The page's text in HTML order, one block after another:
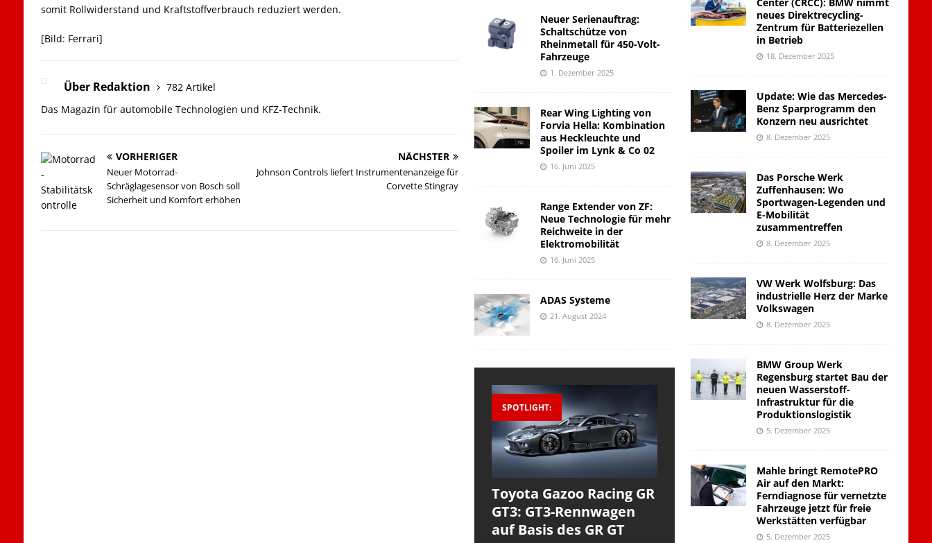
somit Rollwiderstand und Kraftstoffverbrauch reduziert werden.
[Bild: Ferrari]
Über Redaktion
782 Artikel
Das Magazin für automobile Technologien und KFZ-Technik.
VORHERIGER
Neuer Motorrad-
Schräglagesensor von Bosch soll
Sicherheit und Komfort erhöhen
NÄCHSTER
Johnson Controls liefert Instrumentenanzeige für
Corvette Stingray
Neuer Serienauftrag:
Schaltschütze von
Rheinmetall für 450-Volt-
Fahrzeuge
1. Dezember 2025
Rear Wing Lighting von
Forvia Hella: Kombination
aus Heckleuchte und
Spoiler im Lynk & Co 02
16. Juni 2025
Range Extender von ZF:
Neue Technologie für mehr
Reichweite in der
Elektromobilität
16. Juni 2025
ADAS Systeme
21. August 2024
SPOTLIGHT:
Toyota Gazoo Racing GR
GT3: GT3-Rennwagen
auf Basis des GR GT
neues Direktrecycling-
Zentrum für Batteriezellen
in Betrieb
18. Dezember 2025
Update: Wie das Mercedes-
Benz Sparprogramm den
Konzern neu ausrichtet
8. Dezember 2025
Das Porsche Werk
Zuffenhausen: Wo
Sportwagen-Legenden und
E-Mobilität
zusammentreffen
8. Dezember 2025
VW Werk Wolfsburg: Das
industrielle Herz der Marke
Volkswagen
8. Dezember 2025
BMW Group Werk
Regensburg startet Bau der
neuen Wasserstoff-
Infrastruktur für die
Produktionslogistik
5. Dezember 2025
Mahle bringt RemotePRO
Air auf den Markt:
Ferndiagnose für vernetzte
Fahrzeuge jetzt für freie
Werkstätten verfügbar
5. Dezember 2025